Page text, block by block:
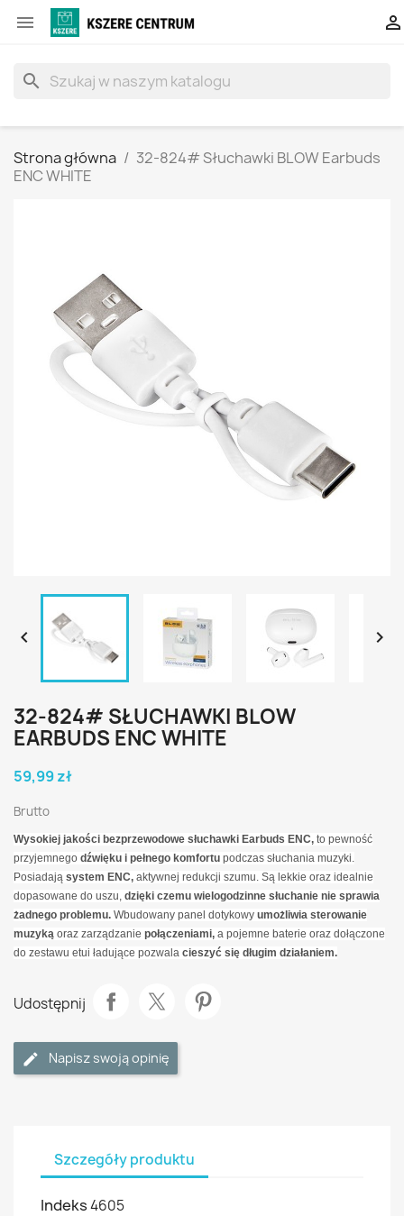
 
search
Strona główna
32-824# Słuchawki BLOW Earbuds
ENC WHITE
 
32-824# SŁUCHAWKI BLOW
EARBUDS ENC WHITE
59,99 zł
Brutto
Wysokiej jakości bezprzewodowe słuchawki Earbuds ENC, to pewność
przyjemnego dźwięku i pełnego komfortu podczas słuchania muzyki.
Posiadają system ENC, aktywnej redukcji szumu. Są lekkie oraz idealnie
dopasowane do uszu, dzięki czemu wielogodzinne słuchanie nie sprawia
żadnego problemu. Wbudowany panel dotykowy umożliwia sterowanie
muzyką oraz zarządzanie połączeniami, a pojemne baterie oraz dołączone
do zestawu etui ładujące pozwala cieszyć się długim działaniem.
Udostępnij
Napisz swoją opinię
Szczegóły produktu
Indeks4605